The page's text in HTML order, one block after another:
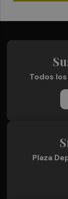
Todos
Plaza